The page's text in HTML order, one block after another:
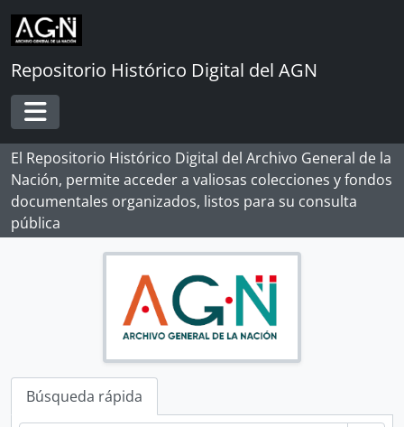
Skip to main content
Repositorio Histórico Digital del AGN
Toggle navigation
El Repositorio Histórico Digital del Archivo General de la
Nación, permite acceder a valiosas colecciones y fondos
documentales organizados, listos para su consulta
pública
Búsqueda rápida